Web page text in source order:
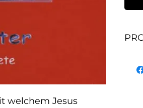
welchem Jesus